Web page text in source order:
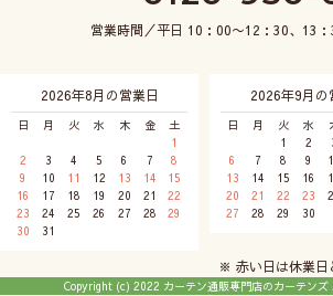
営業時間／平日 10：00〜12：30、13
2026年8月の営業日
日 月 火 水 木 金
土
1
2
3 4 5 6 7
8
9
10 11 12 13 14
15
16
17 18 19 20 21
22
23
24 25 26 27 28
29
30
31
2026年9月の
日 月 火 水
1
2
6
7 8 9
13
14 15 16
20
21 22 23
27
28 29 30
※ 赤い日は休業日
Copyright (c) 2022 カーテン通販専門店のカーテン